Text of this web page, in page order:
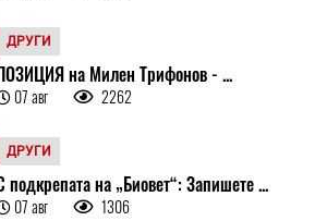
ДРУГИ
на Милен Трифонов - ...
07 авг 2262
ДРУГИ
подкрепата на „Биовет“: Запишете ...
07 авг 1306